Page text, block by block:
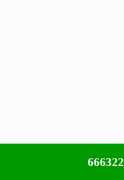
محفوظة لموقع شركة جولدن